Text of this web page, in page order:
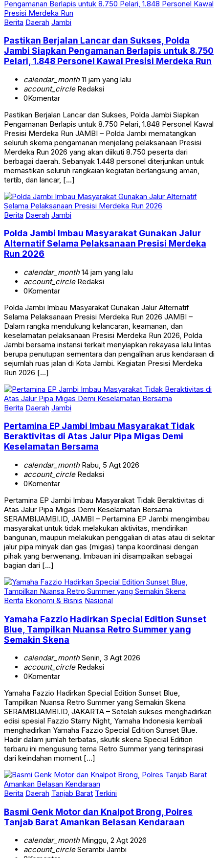
Berita Daerah Jambi
Pastikan Berjalan Lancar dan Sukses, Polda
Jambi Siapkan Pengamanan Berlapis untuk 8.750
Pelari, 1.848 Personel Kawal Presisi Merdeka Run
calendar_month11 jam yang lalu
account_circleRedaksi
0Komentar
Pastikan Berjalan Lancar dan Sukses, Polda Jambi Siapkan
Pengamanan Berlapis untuk 8.750 Pelari, 1.848 Personel Kawal
Presisi Merdeka Run JAMBI – Polda Jambi mematangkan
seluruh skema pengamanan menjelang pelaksanaan Presisi
Merdeka Run 2026 yang akan diikuti 8.750 peserta dari
berbagai daerah. Sebanyak 1.448 personel diterjunkan untuk
memastikan seluruh rangkaian kegiatan berlangsung aman,
tertib, dan lancar, […]
Berita Daerah Jambi
Polda Jambi Imbau Masyarakat Gunakan Jalur
Alternatif Selama Pelaksanaan Presisi Merdeka
Run 2026
calendar_month14 jam yang lalu
account_circleRedaksi
0Komentar
Polda Jambi Imbau Masyarakat Gunakan Jalur Alternatif
Selama Pelaksanaan Presisi Merdeka Run 2026 JAMBI –
Dalam rangka mendukung kelancaran, keamanan, dan
keselamatan pelaksanaan Presisi Merdeka Run 2026, Polda
Jambi bersama instansi terkait menyiapkan rekayasa lalu lintas
berupa penutupan sementara dan pengalihan arus kendaraan di
sejumlah ruas jalan di Kota Jambi. Kegiatan Presisi Merdeka
Run 2026 […]
Berita Daerah Jambi
Pertamina EP Jambi Imbau Masyarakat Tidak
Beraktivitas di Atas Jalur Pipa Migas Demi
Keselamatan Bersama
calendar_monthRabu, 5 Agt 2026
account_circleRedaksi
0Komentar
Pertamina EP Jambi Imbau Masyarakat Tidak Beraktivitas di
Atas Jalur Pipa Migas Demi Keselamatan Bersama
SERAMBIJAMBI.ID, JAMBI – Pertamina EP Jambi mengimbau
masyarakat untuk tidak melakukan aktivitas, mendirikan
bangunan, maupun melakukan penggalian di atas atau di sekitar
jalur pipa minyak dan gas (migas) tanpa koordinasi dengan
pihak yang berwenang. Imbauan ini disampaikan sebagai
bagian dari […]
Berita Ekonomi & Bisnis Nasional
Yamaha Fazzio Hadirkan Special Edition Sunset
Blue, Tampilkan Nuansa Retro Summer yang
Semakin Skena
calendar_monthSenin, 3 Agt 2026
account_circleRedaksi
0Komentar
Yamaha Fazzio Hadirkan Special Edition Sunset Blue,
Tampilkan Nuansa Retro Summer yang Semakin Skena
SERAMBIJAMBI.ID, JAKARTA – Setelah sukses menghadirkan
edisi spesial Fazzio Starry Night, Yamaha Indonesia kembali
menghadirkan Yamaha Fazzio Special Edition Sunset Blue.
Hadir dalam jumlah terbatas, skutik skena Special Edition
terbaru ini mengusung tema Retro Summer yang terinspirasi
dari keindahan moment […]
Berita Daerah Tanjab Barat Terkini
Basmi Genk Motor dan Knalpot Brong, Polres
Tanjab Barat Amankan Belasan Kendaraan
calendar_monthMinggu, 2 Agt 2026
account_circleSerambi Jambi